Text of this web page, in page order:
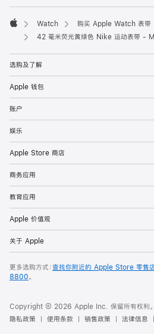
Apple
Watch
购买 Apple Watch 表带
42 毫米荧光黄绿色 Nike 运动表带 -
选购及了解
Apple 钱包
账户
娱乐
Apple Store 商店
商务应用
教育应用
Apple 价值观
关于 Apple
更多选购方式：查找你附近的 Apple Store 零售
8800。
Copyright © 2026 Apple Inc. 保留所有权利。
隐私政策
使用条款 销售政策 法律信息